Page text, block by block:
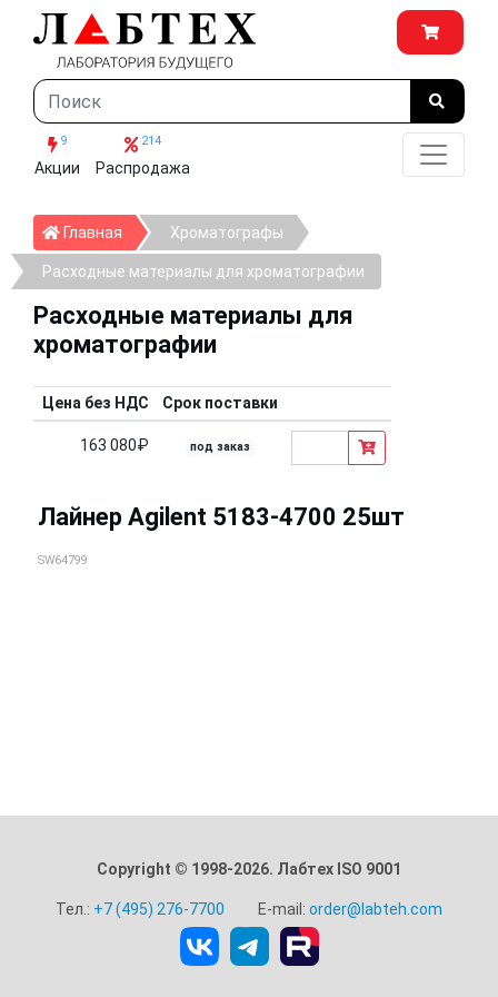
9
Акции
214
Распродажа
Главная ГлавнаяХроматографы
Расходные материалы для хроматографии
Расходные материалы для
хроматографии
Цена без НДС Срок поставки
163 080₽ под заказ
Лайнер Agilent 5183-4700 25шт
SW64799
Copyright © 1998-2026. Лабтех ISO 9001
Тел.: +7 (495) 276-7700 E-mail: order@labteh.com